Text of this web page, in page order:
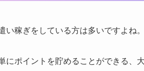
い稼ぎをしている方は多いですよね。
にポイントを貯めることができる、